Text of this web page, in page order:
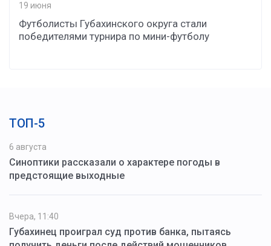
19 июня
Футболисты Губахинского округа стали
победителями турнира по мини-футболу
ТОП-5
6 августа
Синоптики рассказали о характере погоды в
предстоящие выходные
Вчера, 11:40
Губахинец проиграл суд против банка, пытаясь